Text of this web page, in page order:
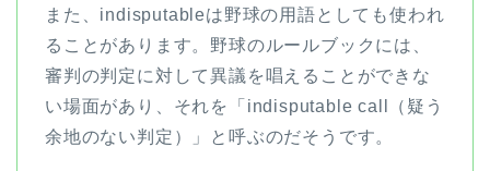
また、indisputableは野球の用語としても使われ
ることがあります。野球のルールブックには、
審判の判定に対して異議を唱えることができな
い場面があり、それを「indisputable call（疑う
余地のない判定）」と呼ぶのだそうです。